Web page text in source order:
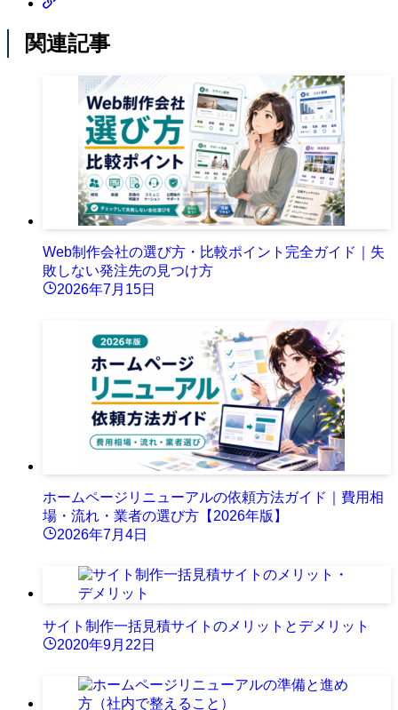
関連記事
Web制作会社の選び方・比較ポイント完全ガイド｜失
敗しない発注先の見つけ方
2026年7月15日
ホームページリニューアルの依頼方法ガイド｜費用相
場・流れ・業者の選び方【2026年版】
2026年7月4日
サイト制作一括見積サイトのメリットとデメリット
2020年9月22日